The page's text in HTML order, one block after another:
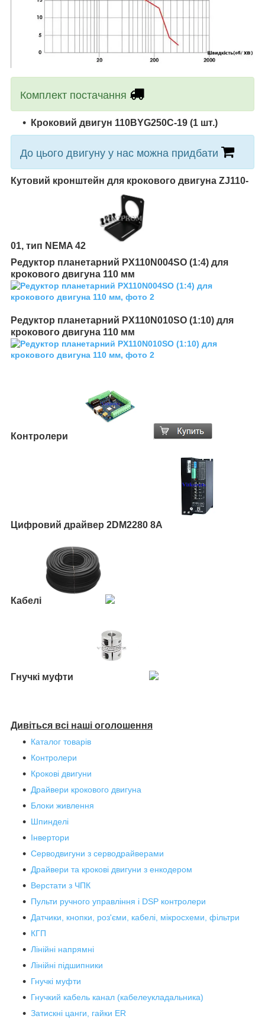
Комплект постачання
Кроковий двигун 110BYG250С-19 (1 шт.)
До цього двигуну у нас можна придбати
Кутовий кронштейн для крокового двигуна ZJ110-
01, тип NEMA 42
Редуктор планетарний PX110N004SO (1:4) для
крокового двигуна 110 мм
Редуктор планетарний PX110N010SO (1:10) для
крокового двигуна 110 мм
Контролери
Цифровий драйвер 2DM2280 8А
Кабелі
Гнучкі муфти
Дивіться всі наші оголошення
Каталог товарів
Контролери
Крокові двигуни
Драйвери крокового двигуна
Блоки живлення
Шпинделі
Інвертори
Серводвигуни з серводрайверами
Драйвери та крокові двигуни з енкодером
Верстати з ЧПК
Пульти ручного управління і DSP контролери
Датчики, кнопки, роз'єми, кабелі, мікросхеми, фільтри
КГП
Лінійні напрямні
Лінійні підшипники
Гнучкі муфти
Гнучкий кабель канал (кабелеукладальника)
Затискні цанги, гайки ER